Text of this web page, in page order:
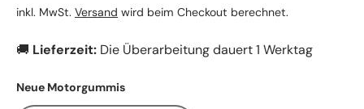
inkl. MwSt. Versand wird beim Checkout berechnet.
🚚 Lieferzeit: Die Überarbeitung dauert 1 Werktag
Neue Motorgummis